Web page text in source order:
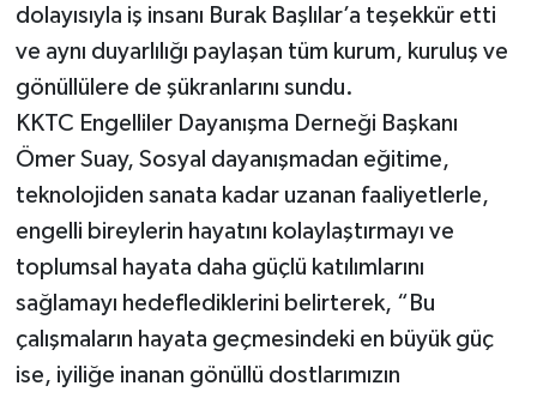
dolayısıyla iş insanı Burak Başlılar’a teşekkür etti
ve aynı duyarlılığı paylaşan tüm kurum, kuruluş ve
gönüllülere de şükranlarını sundu.
KKTC Engelliler Dayanışma Derneği Başkanı
Ömer Suay, Sosyal dayanışmadan eğitime,
teknolojiden sanata kadar uzanan faaliyetlerle,
engelli bireylerin hayatını kolaylaştırmayı ve
toplumsal hayata daha güçlü katılımlarını
sağlamayı hedeflediklerini belirterek, “Bu
çalışmaların hayata geçmesindeki en büyük güç
ise, iyiliğe inanan gönüllü dostlarımızın